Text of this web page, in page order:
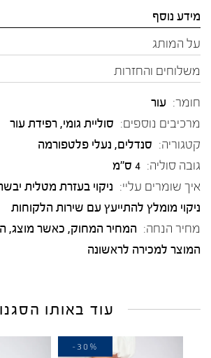
מידע נוסף
על המותג
משלוחים והחזרות
חומר: עור
מרכיבים נוספים: סוליית גומי, רפידת עור
קטגוריה: סנדלים, נעלי פלטפורמה
גובה סוליה: 4 ס"מ
איך שומרים עליי: ניקוי בעזרת מטלית
ניקוי מומלץ להתייעץ עם שירות הלקוחות
מחיר הנחה: המחיר המחוק, כאשר מוצג,
המוצר למכירה לראשונה
עוד באותו
-30%